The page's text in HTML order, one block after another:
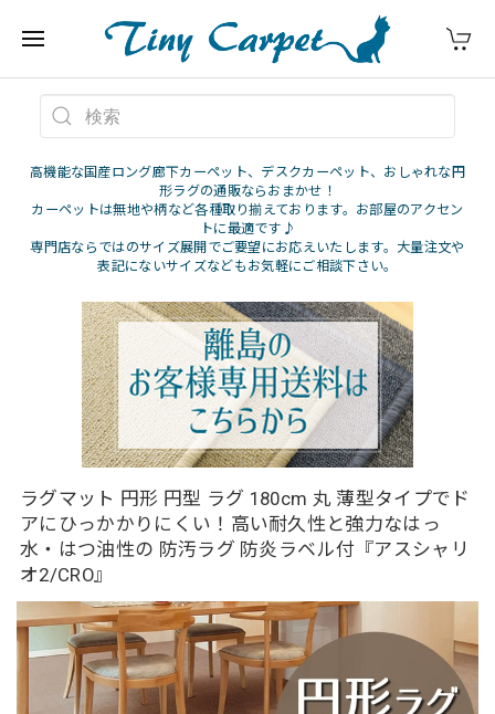
高機能な国産ロング廊下カーペット、デスクカーペット、おしゃれな円
形ラグの通販ならおまかせ！
カーペットは無地や柄など各種取り揃えております。お部屋のアクセン
トに最適です♪
専門店ならではのサイズ展開でご要望にお応えいたします。大量注文や
表記にないサイズなどもお気軽にご相談下さい。
ラグマット 円形 円型 ラグ 180cm 丸 薄型タイプでド
アにひっかかりにくい！高い耐久性と強力なはっ
水・はつ油性の 防汚ラグ 防炎ラベル付『アスシャリ
オ2/CRO』